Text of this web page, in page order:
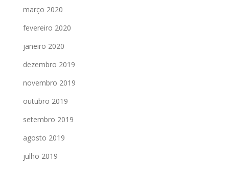
março 2020
fevereiro 2020
janeiro 2020
dezembro 2019
novembro 2019
outubro 2019
setembro 2019
agosto 2019
julho 2019